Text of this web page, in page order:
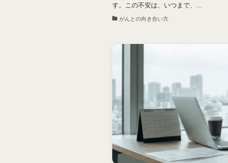
す。この不安は、いつまで、...
がんとの向き合い方